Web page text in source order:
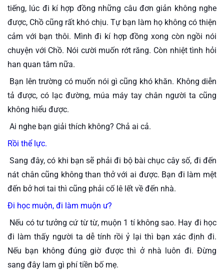
tiếng, lúc đi kí hợp đồng những câu đơn giản không nghe
được, Chồ cũng rất khó chịu. Tự bạn làm họ không có thiện
cảm với bạn thôi. Mình đi kí hợp đồng xong còn ngồi nói
chuyện với Chồ. Nói cười muốn rớt răng. Còn nhiệt tình hỏi
han quan tâm nữa.
tả được, có lạc đường, múa máy tay chân người ta cũng
không hiểu được.
Ai nghe bạn giải thích không? Chả ai cả.
Rồi thể lực.
Sang đây, có khi bạn sẽ phải đi bộ bài chục cây số, đi đến
nát chân cũng không than thở với ai được. Bạn đi làm mệt
đến bở hơi tai thì cũng phải cố lê lết về đến nhà.
Đi học muộn, đi làm muộn ư?
đi làm thấy người ta dễ tính rồi ỷ lại thì bạn xác định đi.
Nếu bạn không đúng giờ được thì ở nhà luôn đi. Đừng
sang đây lam gì phí tiền bố mẹ.